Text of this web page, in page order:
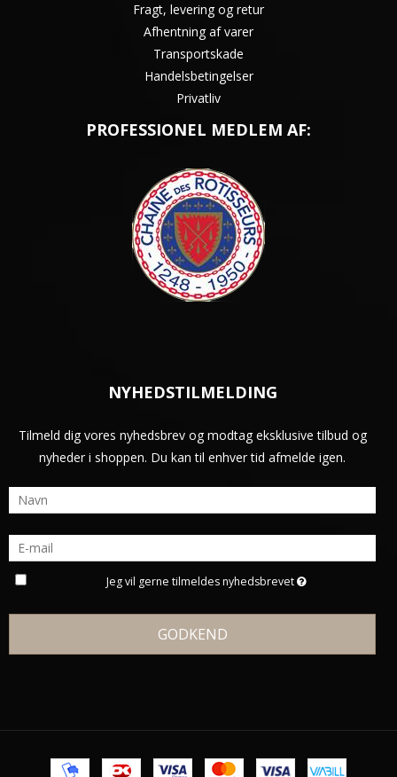
Fragt, levering og retur
Afhentning af varer
Transportskade
Handelsbetingelser
Privatliv
PROFESSIONEL MEDLEM AF:
NYHEDSTILMELDING
Tilmeld dig vores nyhedsbrev og modtag eksklusive tilbud og
nyheder i shoppen. Du kan til enhver tid afmelde igen.
Jeg vil gerne tilmeldes nyhedsbrevet
GODKEND